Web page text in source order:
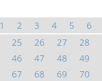
1 2 3 4 5 6
25 26 27 28
46 47 48 49
67 68 69 70